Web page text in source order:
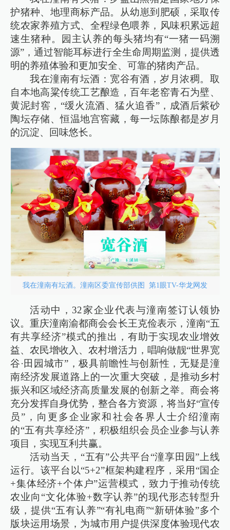
护猪种、地理商标产品。从幼崽到肥硕，采取传
统农家养殖方式、全程绿色喂养，风味积累远超
速生猪种。园主认养的每头猪均有“一猪一码溯
源”，通过智能耳标进行全生命周期监测，提供透
明的养殖体验和更加安全、可靠的猪肉产品。
我在潼南有坛酒：宽谷有酒，岁月浓稠。取
自本地高粱传统工艺酿造，百年老窑青石为壁、
黄泥封窖，“缓火流酒、猛火追香”，成酒后紫砂
陶坛存储、恒温地宫窖藏，每一坛陈酿都是岁月
的沉淀、回味悠长。
我在潼南有坛酒。潼南区委宣传部供图 第1眼TV-华龙网发
活动中，32家企业代表与潼南签订认领协
议。重庆潼南渝都商会会长王克俭表示，潼南“五
有共享经济”模式的推出，有助于实现农业增效
益、农民增收入、农村增活力，唱响做靓“世界宽
谷·田园城市”，极具前瞻性与创新性，无疑是潼
南经济发展道路上的一次重大突破，是推动乡村
振兴和区域经济高质量发展的创新之举。商会将
充分发挥自身优势，整合各方资源，将当好“宣传
员”，向更多企业家和社会各界人士介绍潼南
的“五有共享经济”，积极组织会员企业参与认养
项目，实现互利共赢。
活动当天，“五有”公共平台“潼享田园”上线
运行。该平台以“5+2”框架构建程序，采用“国企
+集体经济+个体户”运营模式，致力于推动传统
农业向“文化体验+数字认养”的现代形态转型升
级，提供“五有认养”“有礼电商”“新研体验”多个
版块运用场景，为城市用户提供深度体验现代农